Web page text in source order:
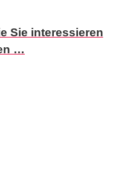
Sie interessieren
…